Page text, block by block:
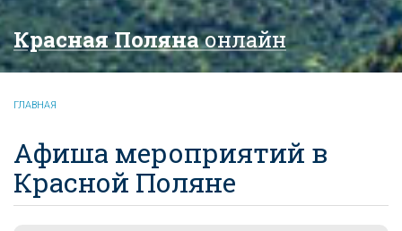
Красная Полянаонлайн
ГЛАВНАЯ
Афиша мероприятий в
Красной Поляне